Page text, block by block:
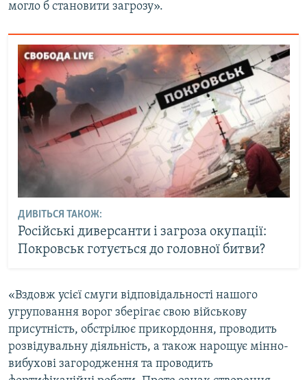
могло б становити загрозу».
ДИВІТЬСЯ ТАКОЖ:
Російські диверсанти і загроза окупації:
Покровськ готується до головної битви?
«Вздовж усієї смуги відповідальності нашого
угруповання ворог зберігає свою військову
присутність, обстрілює прикордоння, проводить
розвідувальну діяльність, а також нарощує мінно-
вибухові загородження та проводить